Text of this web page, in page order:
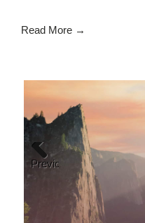
Read More →
Previous